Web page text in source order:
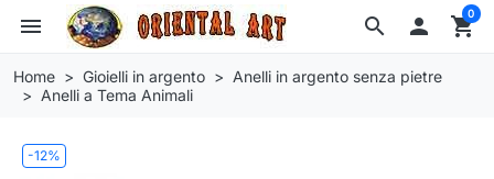
search
menu  shopping_cart
0
Home Gioielli in argento
Anelli in argento senza pietre
Anelli a Tema Animali
-12%